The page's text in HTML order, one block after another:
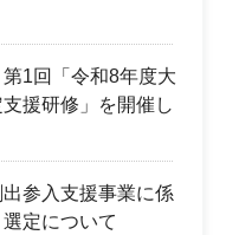
第1回「令和8年度大
援研修」を開催し
参入支援事業に係
定について